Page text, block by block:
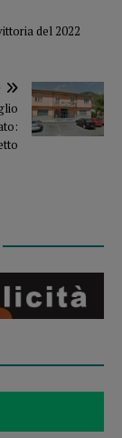
del 2022